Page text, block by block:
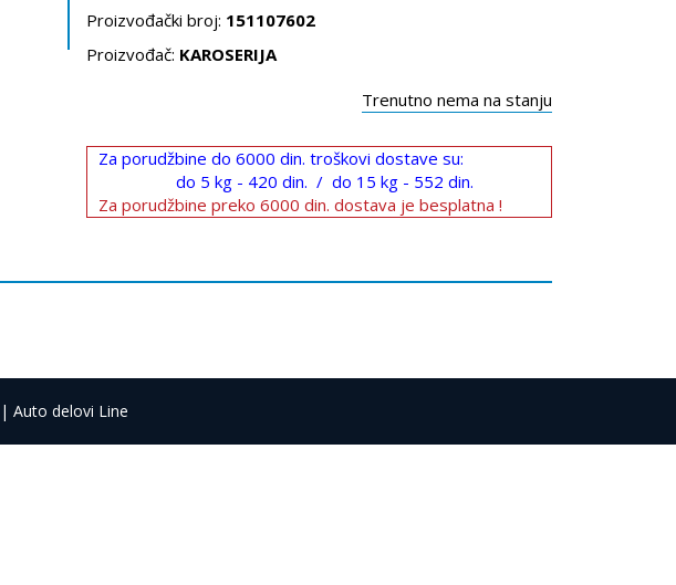
Proizvođački broj: 151107602
Proizvođač: KAROSERIJA
Trenutno nema na stanju
Za porudžbine do 6000 din. troškovi dostave su:
do 5 kg - 420 din. / do 15 kg - 552 din.
Za porudžbine preko 6000 din. dostava je besplatna !
Auto delovi Line